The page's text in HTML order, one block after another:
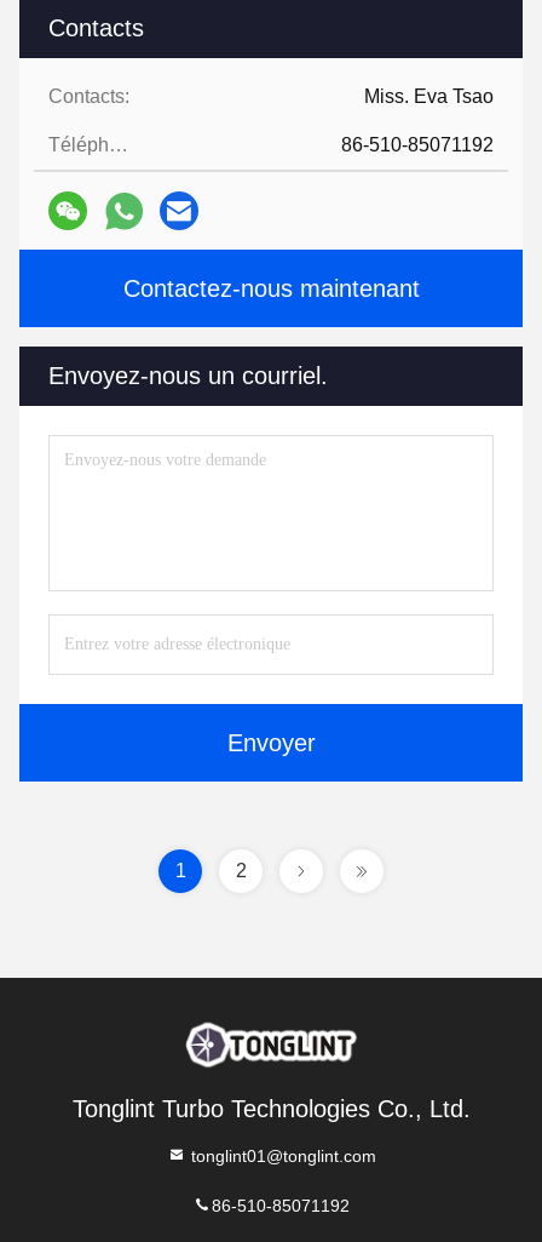
Contacts
Contacts: Miss. Eva Tsao
Téléphone: 86-510-85071192
Contactez-nous maintenant
Envoyez-nous un courriel.
Envoyer
1 2
Tonglint Turbo Technologies Co., Ltd.
tonglint01@tonglint.com
86-510-85071192